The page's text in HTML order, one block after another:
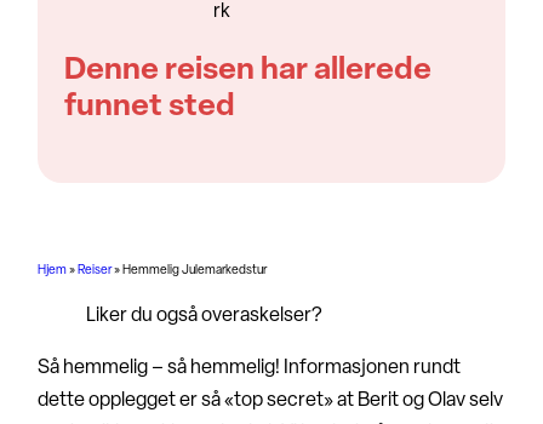
Hjem» Reiser» Hemmelig Julemarkedstur
Liker du også overaskelser?
Så hemmelig – så hemmelig! Informasjonen rundt
dette opplegget er så «top secret» at Berit og Olav selv
rk
Denne reisen har allerede
funnet sted